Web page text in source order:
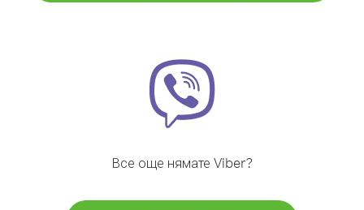
Все още нямате Viber?